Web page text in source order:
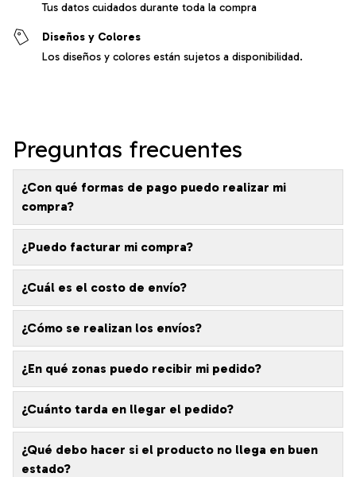
Tus datos cuidados durante toda la compra
Diseños y Colores
Los diseños y colores están sujetos a disponibilidad.
Preguntas frecuentes
¿Con qué formas de pago puedo realizar mi
compra?
¿Puedo facturar mi compra?
¿Cuál es el costo de envío?
¿Cómo se realizan los envíos?
¿En qué zonas puedo recibir mi pedido?
¿Cuánto tarda en llegar el pedido?
¿Qué debo hacer si el producto no llega en buen
estado?